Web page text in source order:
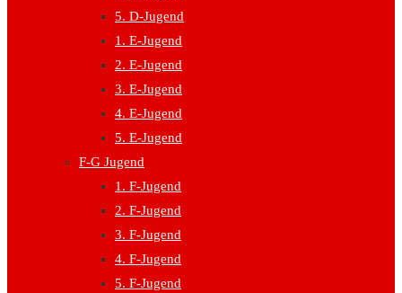
5. D-Jugend
1. E-Jugend
2. E-Jugend
3. E-Jugend
4. E-Jugend
5. E-Jugend
F-G Jugend
1. F-Jugend
2. F-Jugend
3. F-Jugend
4. F-Jugend
5. F-Jugend